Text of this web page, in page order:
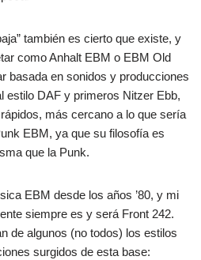
también es cierto que existe, y
como Anhalt EBM o EBM Old
basada en sonidos y producciones
estilo DAF y primeros Nitzer Ebb,
más cercano a lo que sería
EBM, ya que su filosofía es
que la Punk.
EBM desde los años ’80, y mi
siempre es y será Front 242.
de algunos (no todos) los estilos
surgidos de esta base: